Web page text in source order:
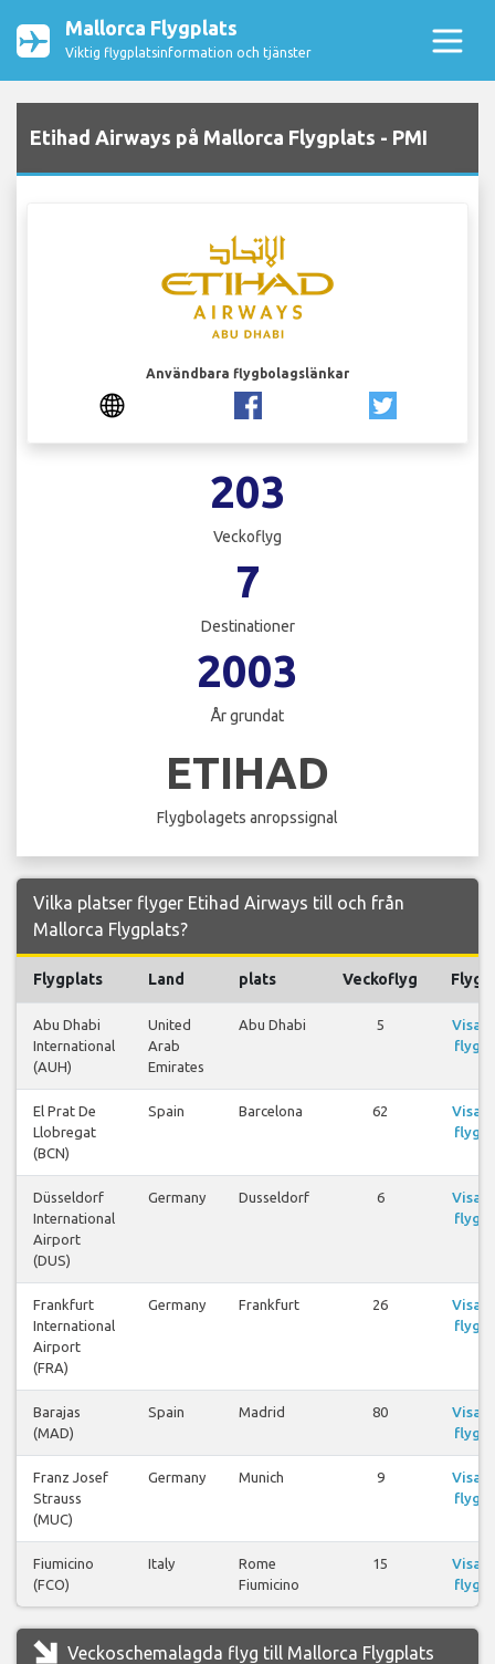
Mallorca Flygplats
Viktig flygplatsinformation och tjänster
Etihad Airways på Mallorca Flygplats - PMI
Användbara flygbolagslänkar
203
Veckoflyg
7
Destinationer
2003
År grundat
ETIHAD
Flygbolagets anropssignal
Vilka platser flyger Etihad Airways till och från
Mallorca Flygplats?
Flygplats Land plats Veckoflyg Flyg
Abu Dhabi
International
(AUH)
United
Arab
Emirates
Abu Dhabi 5
Visa
flyg
El Prat De
Llobregat
(BCN)
Spain Barcelona 62
Visa
flyg
Düsseldorf
International
Airport
(DUS)
Germany Dusseldorf 6
Visa
flyg
Frankfurt
International
Airport
(FRA)
Germany Frankfurt 26
Visa
flyg
Barajas
(MAD)
Spain Madrid 80
Visa
flyg
Franz Josef
Strauss
(MUC)
Germany Munich 9
Visa
flyg
Fiumicino
(FCO)
Italy
Rome
Fiumicino
15
Visa
flyg
Veckoschemalagda flyg till Mallorca Flygplats